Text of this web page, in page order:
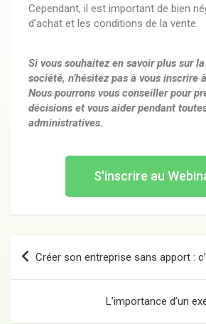
Cependant, il est important de bien
d’achat et les conditions de la vente.
Si vous souhaitez en savoir plus sur la
société, n’hésitez pas à vous inscrire
Nous pourrons vous conseiller pour
décisions et vous aider pendant
administratives.
S'inscrire au
Créer son entreprise sans apport :
L’importance d’un